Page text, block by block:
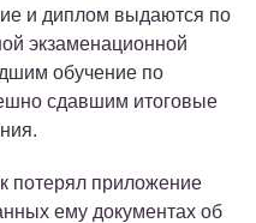
и диплом выдаются по
экзаменационной
обучение по
сдавшим итоговые
потерял приложение
ему документах об